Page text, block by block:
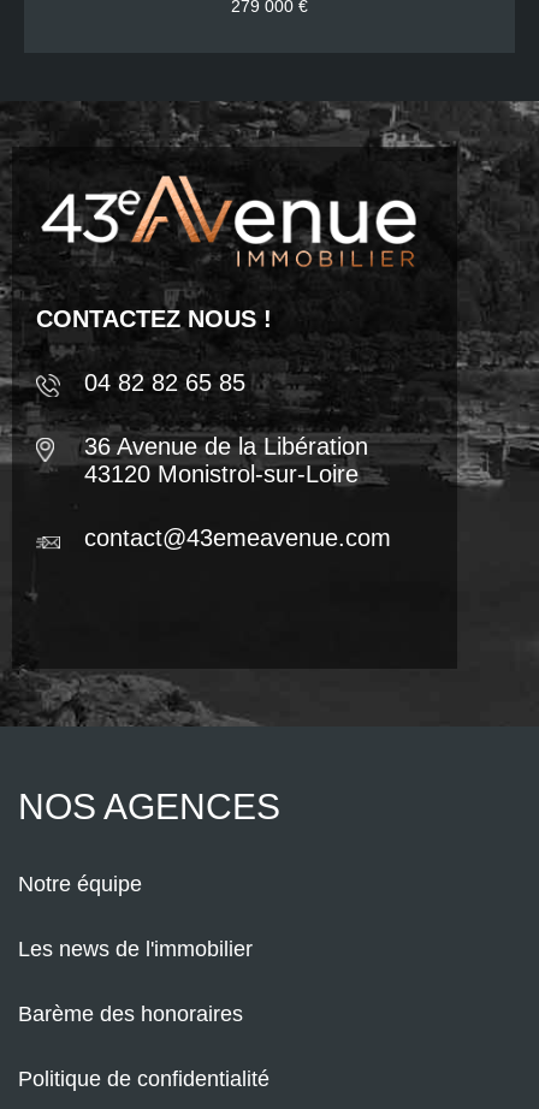
279 000 €
CONTACTEZ NOUS !
04 82 82 65 85
36 Avenue de la Libération
43120 Monistrol-sur-Loire
contact@43emeavenue.com
NOS AGENCES
Notre équipe
Les news de l'immobilier
Barème des honoraires
Politique de confidentialité